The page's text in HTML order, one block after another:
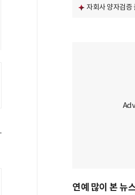
자회사 양자검증
연예 많이 본 뉴